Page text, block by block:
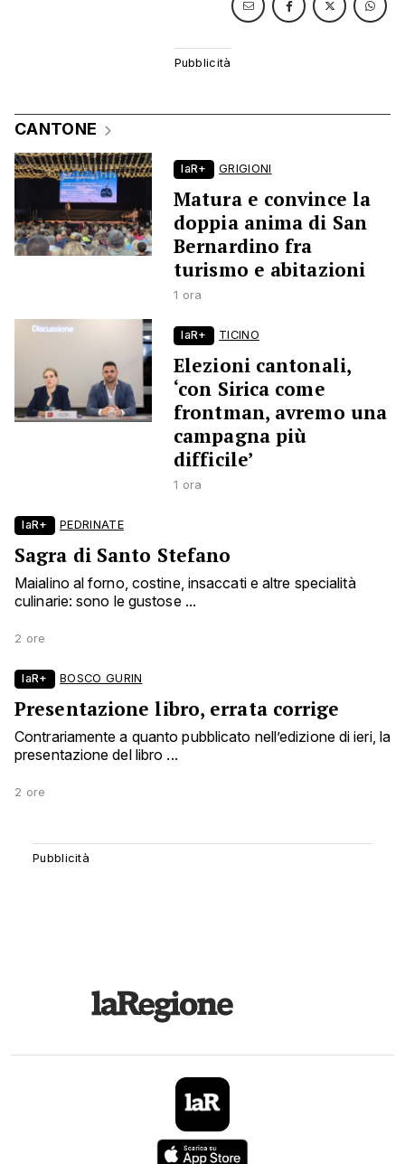
CANTONE
laR+ GRIGIONI
Matura e convince la
doppia anima di San
Bernardino fra
turismo e abitazioni
1 ora
laR+ TICINO
Elezioni cantonali,
‘con Sirica come
frontman, avremo una
campagna più
difficile’
1 ora
laR+ PEDRINATE
Sagra di Santo Stefano
Maialino al forno, costine, insaccati e altre specialità
culinarie: sono le gustose ...
2 ore
laR+ BOSCO GURIN
Presentazione libro, errata corrige
Contrariamente a quanto pubblicato nell’edizione di ieri, la
presentazione del libro ...
2 ore